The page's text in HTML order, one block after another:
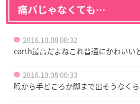
痛バじゃなくても…
2016.10.08 00:32
earth最高だよねこれ普通にかわいい
2016.10.08 00:33
喉から手どころか脚まで出そうなく